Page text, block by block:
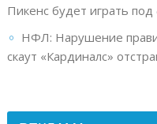
Пикенс будет играть
НФЛ: Нарушение
скаут «Кардиналс»